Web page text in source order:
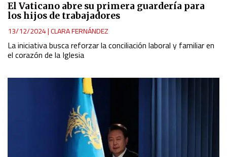
El Vaticano abre su primera guardería para
los hijos de trabajadores
13/12/2024|CLARA FERNÁNDEZ
La iniciativa busca reforzar la conciliación laboral y familiar en
el corazón de la Iglesia